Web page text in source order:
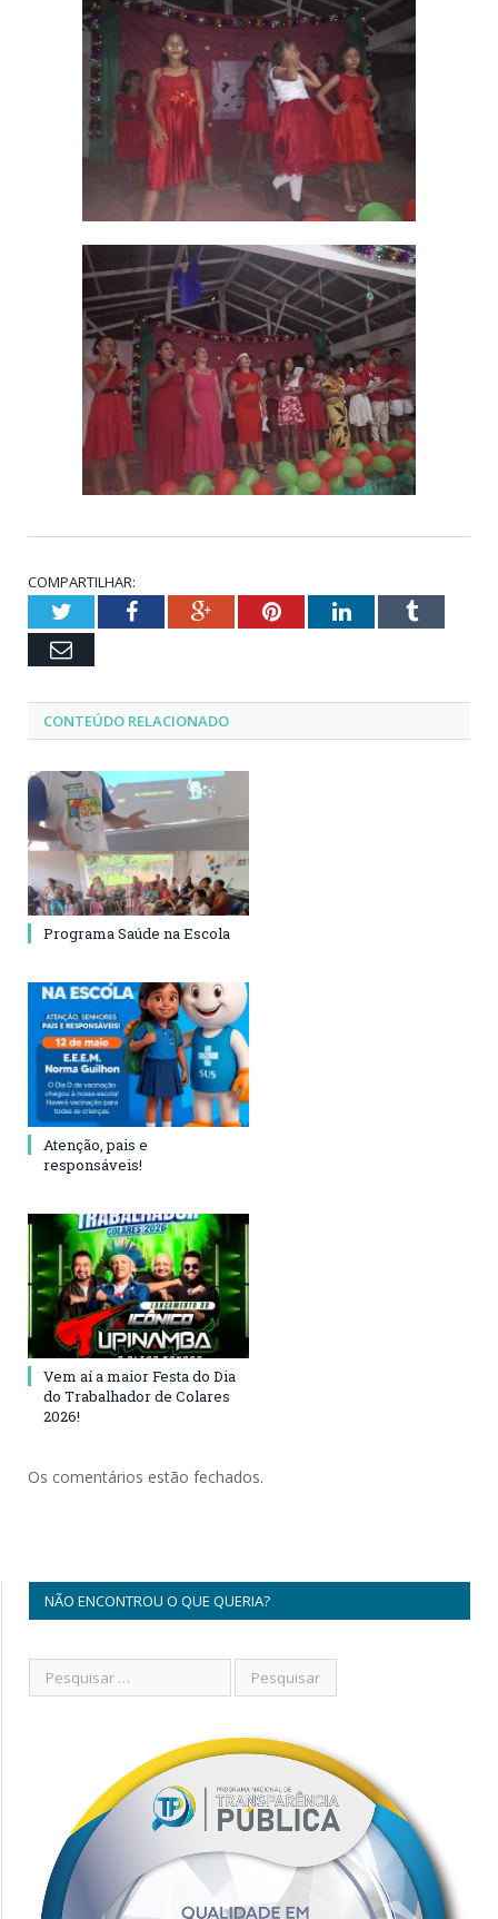
COMPARTILHAR:
TwitterFacebookGoogle+PinterestLinkedInTumblr
Email
CONTEÚDO RELACIONADO
Programa Saúde na Escola
Atenção, pais e
responsáveis!
Vem aí a maior Festa do Dia
do Trabalhador de Colares
2026!
Os comentários estão fechados.
NÃO ENCONTROU O QUE QUERIA?